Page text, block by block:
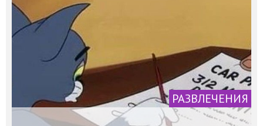
РАЗВЛЕЧЕНИЯ